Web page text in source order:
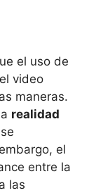
el uso de
video
maneras.
realidad
el
entre la
las